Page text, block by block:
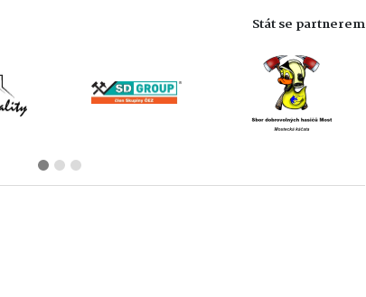
Stát se partnerem